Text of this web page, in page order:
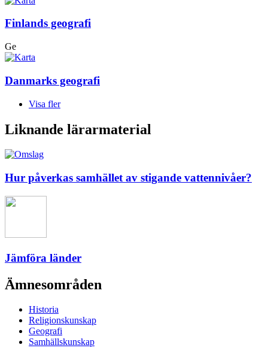
Finlands geografi
Ge
Danmarks geografi
Visa fler
Liknande lärarmaterial
Hur påverkas samhället av stigande vattennivåer?
Jämföra länder
Ämnesområden
Historia
Religionskunskap
Geografi
Samhällskunskap